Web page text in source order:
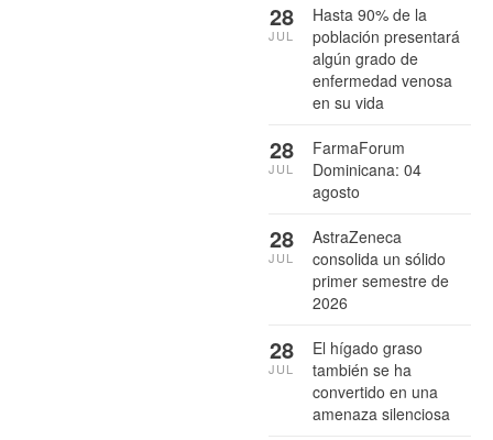
Hasta 90% de la
población presentará
algún grado de
enfermedad venosa
en su vida
28
JUL
FarmaForum
Dominicana: 04
agosto
28
JUL
AstraZeneca
consolida un sólido
primer semestre de
2026
28
JUL
El hígado graso
también se ha
convertido en una
amenaza silenciosa
28
JUL